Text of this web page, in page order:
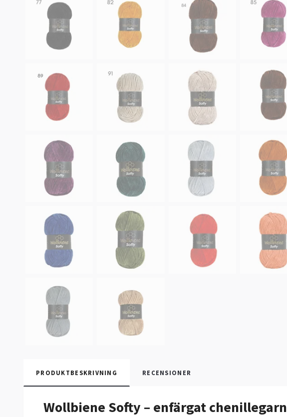
PRODUKTBESKRIVNING RECENSIONER
Wollbiene Softy – enfärgat chenillegarn